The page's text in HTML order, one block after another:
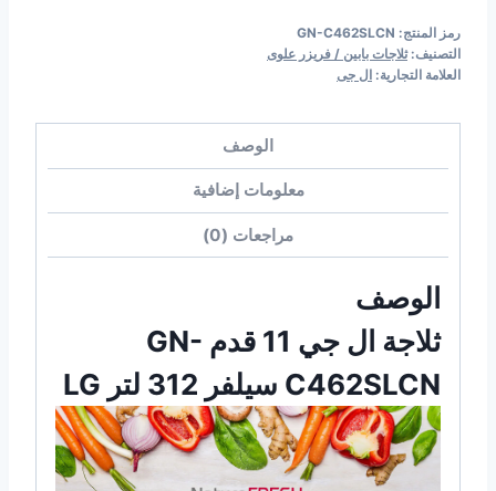
رمز المنتج: GN-C462SLCN
التصنيف:ثلاجات بابين / فريزر علوى
العلامة التجارية: ال جى
الوصف
معلومات إضافية
مراجعات (0)
الوصف
ثلاجة ال جي 11 قدم GN-
C462SLCN سيلفر 312 لتر LG